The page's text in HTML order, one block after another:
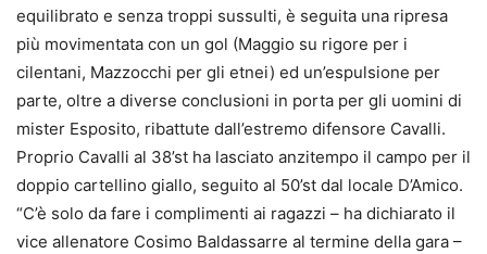
equilibrato e senza troppi sussulti, è seguita una ripresa
più movimentata con un gol (Maggio su rigore per i
cilentani, Mazzocchi per gli etnei) ed un’espulsione per
parte, oltre a diverse conclusioni in porta per gli uomini di
mister Esposito, ribattute dall’estremo difensore Cavalli.
Proprio Cavalli al 38’st ha lasciato anzitempo il campo per il
doppio cartellino giallo, seguito al 50’st dal locale D’Amico.
“C’è solo da fare i complimenti ai ragazzi – ha dichiarato il
vice allenatore Cosimo Baldassarre al termine della gara –